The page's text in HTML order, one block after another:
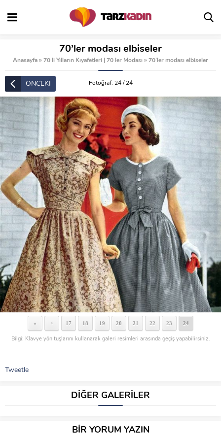
70’ler modası elbiseler
Anasayfa » 70 li Yılların Kıyafetleri | 70 ler Modası » 70’ler modası elbiseler
ÖNCEKİ Fotoğraf: 24 / 24
« < 17 18 19 20 21 22 23 24
Bilgi: Klavye yön tuşlarını kullanarak galeri resimleri arasında geçiş yapabilirsiniz.
Tweetle
DİĞER GALERİLER
BİR YORUM YAZIN